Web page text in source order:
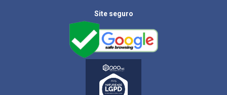
Site seguro